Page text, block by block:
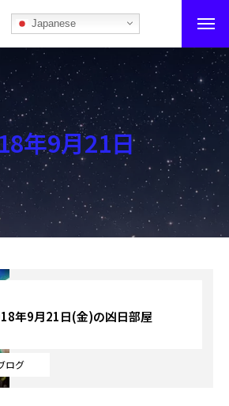
Japanese
そう！
ー
年9月21日
ログ
年9月21日(金)の凶日部屋